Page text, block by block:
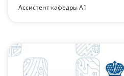
Ассистент кафедры А1